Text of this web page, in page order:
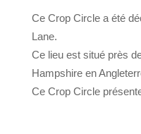
Ce Crop Circle a été
Lane.
Ce lieu est situé près
Hampshire en
Ce Crop Circle